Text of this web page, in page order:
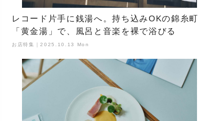
レコード片手に銭湯へ。持ち込みOKの錦糸町
「黄金湯」で、風呂と音楽を裸で浴びる
お店特集｜2025.10.13 Mon